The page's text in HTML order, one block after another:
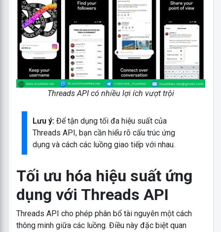
Threads API có nhiều lợi ích vượt trội
Lưu ý: Để tận dụng tối đa hiệu suất của
Threads API, bạn cần hiểu rõ cấu trúc ứng
dụng và cách các luồng giao tiếp với nhau.
Tối ưu hóa hiệu suất ứng
dụng với Threads API
Threads API cho phép phân bổ tài nguyên một cách
thông minh giữa các luồng. Điều này đặc biệt quan